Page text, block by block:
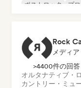
ポストロック
プ
Rock
>4400件の回答
オルタナティブ・
カントリー・ミュ